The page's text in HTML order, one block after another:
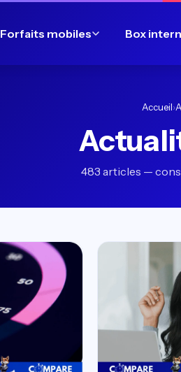
Forfaits mobiles Box
Accueil›
483 articles —